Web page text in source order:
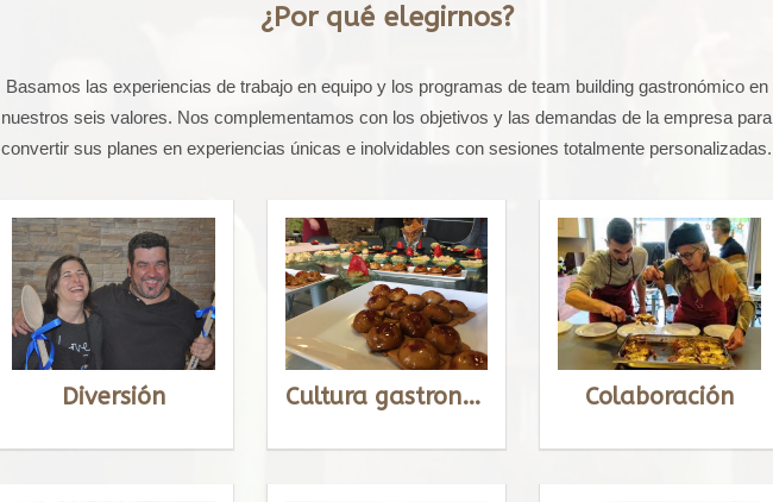
¿Por qué elegirnos?
Basamos las experiencias de trabajo en equipo y los programas de team building gastronómico en
nuestros seis valores. Nos complementamos con los objetivos y las demandas de la empresa para
convertir sus planes en experiencias únicas e inolvidables con sesiones totalmente personalizadas.
Diversión Cultura gastronómica Colaboración